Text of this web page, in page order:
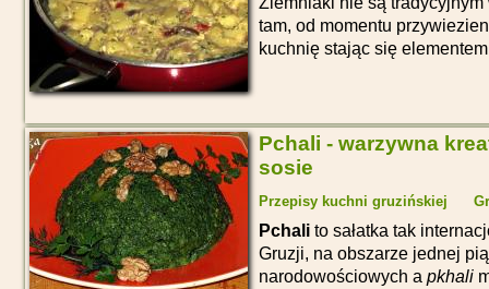
tam, od momentu
kuchnię stając się
Pchali - warzywna
sosie
Przepisy kuchni gruzińskiej
Pchali to sałatka tak
Gruzji, na obszarze jednej
narodowościowych a pkhali